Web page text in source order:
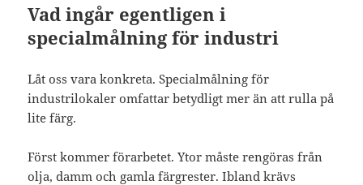
Vad ingår egentligen i
specialmålning för industri
Låt oss vara konkreta. Specialmålning för
industrilokaler omfattar betydligt mer än att rulla på
lite färg.
Först kommer förarbetet. Ytor måste rengöras från
olja, damm och gamla färgrester. Ibland krävs